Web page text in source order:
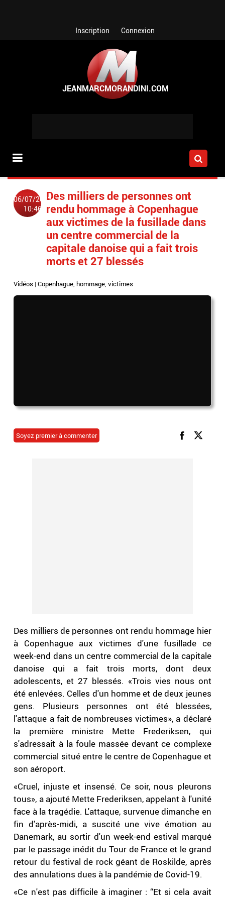
Inscription Connexion
06/07/2022
10:46
Des milliers de personnes ont
rendu hommage à Copenhague
aux victimes de la fusillade dans
un centre commercial de la
capitale danoise qui a fait trois
morts et 27 blessés
Vidéos |Copenhague,hommage,victimes
Soyez premier à commenter
Des milliers de personnes ont rendu hommage hier
à Copenhague aux victimes d'une fusillade ce
week-end dans un centre commercial de la capitale
danoise qui a fait trois morts, dont deux
adolescents, et 27 blessés. «Trois vies nous ont
été enlevées. Celles d'un homme et de deux jeunes
gens. Plusieurs personnes ont été blessées,
l'attaque a fait de nombreuses victimes», a déclaré
la première ministre Mette Frederiksen, qui
s'adressait à la foule massée devant ce complexe
commercial situé entre le centre de Copenhague et
son aéroport.
«Cruel, injuste et insensé. Ce soir, nous pleurons
tous», a ajouté Mette Frederiksen, appelant à l'unité
face à la tragédie. L'attaque, survenue dimanche en
fin d'après-midi, a suscité une vive émotion au
Danemark, au sortir d'un week-end estival marqué
par le passage inédit du Tour de France et le grand
retour du festival de rock géant de Roskilde, après
des annulations dues à la pandémie de Covid-19.
«Ce n'est pas difficile à imaginer : “Et si cela avait